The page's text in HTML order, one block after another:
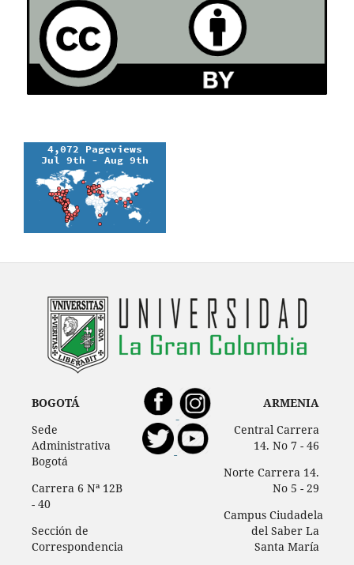
BOGOTÁ
Sede
Administrativa
Bogotá
Carrera 6 Nª 12B
- 40
Sección de
Correspondencia
ARMENIA
Central Carrera
14. No 7 - 46
Norte Carrera 14.
No 5 - 29
Campus Ciudadela
del Saber La
Santa María